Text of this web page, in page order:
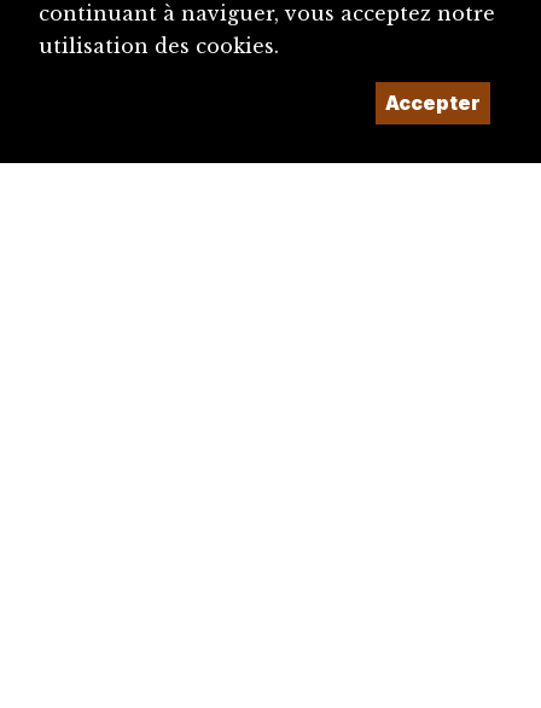
continuant à naviguer, vous acceptez notre
utilisation des cookies.
Accepter